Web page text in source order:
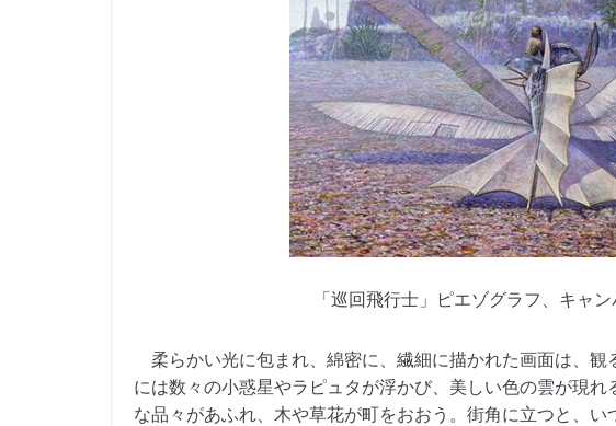
「巡回飛行士」ピエゾグラフ、キャ
柔らかい光に包まれ、綿密に、繊細に描かれた画面は、観
には数々の小惑星やラピュタが浮かび、美しい色の雲が現
な品々があふれ、木や草花が町をおおう。街角に立つと、